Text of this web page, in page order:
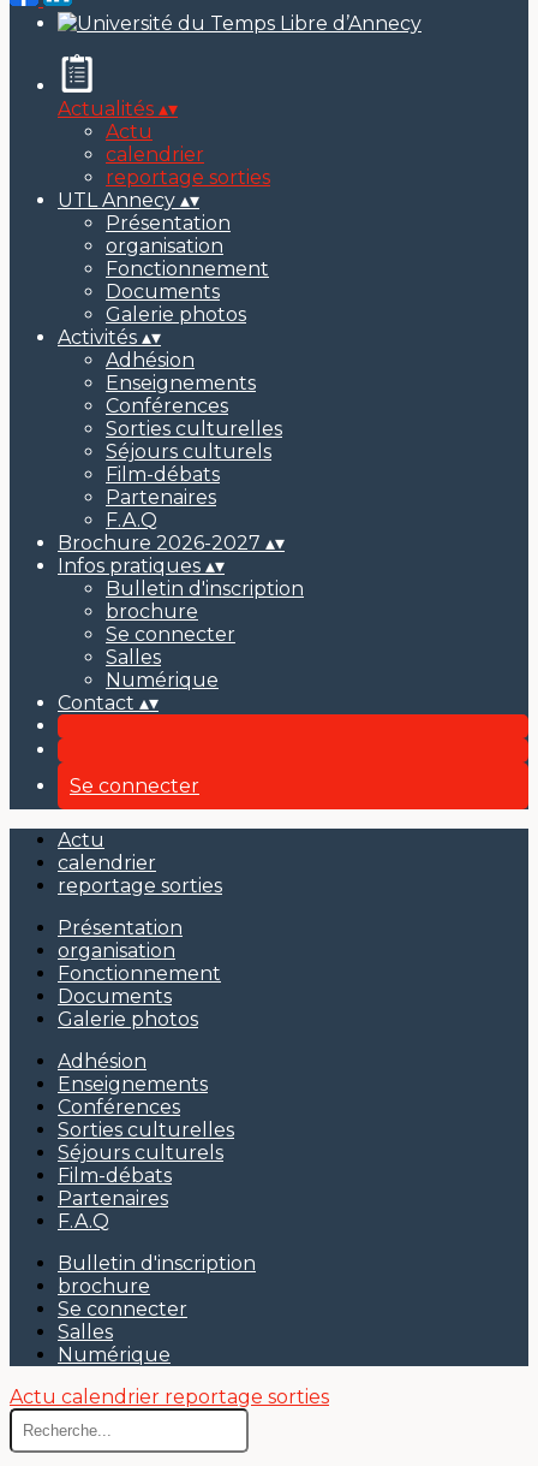
Actualités ▴▾
Actu
calendrier
reportage sorties
UTL Annecy ▴▾
Présentation
organisation
Fonctionnement
Documents
Galerie photos
Activités ▴▾
Adhésion
Enseignements
Conférences
Sorties culturelles
Séjours culturels
Film-débats
Partenaires
F.A.Q
Brochure 2026-2027 ▴▾
Infos pratiques ▴▾
Bulletin d'inscription
brochure
Se connecter
Salles
Numérique
Contact ▴▾
Se connecter
Actu
calendrier
reportage sorties
Présentation
organisation
Fonctionnement
Documents
Galerie photos
Adhésion
Enseignements
Conférences
Sorties culturelles
Séjours culturels
Film-débats
Partenaires
F.A.Q
Bulletin d'inscription
brochure
Se connecter
Salles
Numérique
Actu calendrier reportage sorties